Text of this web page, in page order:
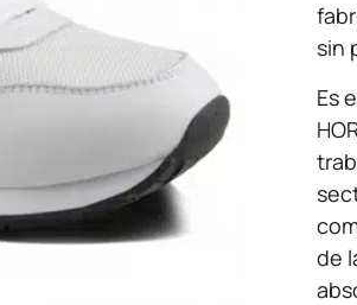
sin
Es
de